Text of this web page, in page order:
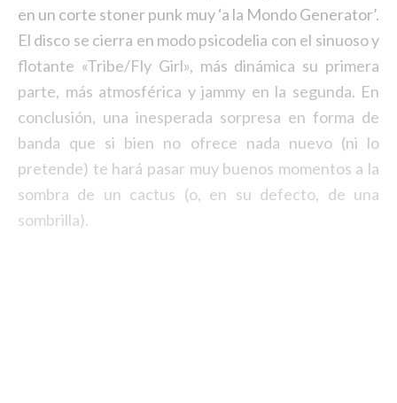
en un corte stoner punk muy ‘a la Mondo Generator’.
El disco se cierra en modo psicodelia con el sinuoso y
flotante «Tribe/Fly Girl», más dinámica su primera
parte, más atmosférica y jammy en la segunda. En
conclusión, una inesperada sorpresa en forma de
banda que si bien no ofrece nada nuevo (ni lo
pretende) te hará pasar muy buenos momentos a la
sombra de un cactus (o, en su defecto, de una
sombrilla).